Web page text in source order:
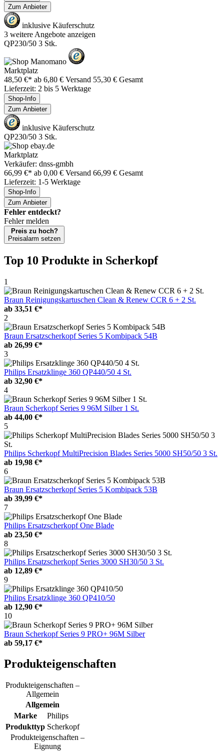
Zum Anbieter
inklusive Käuferschutz
3 weitere Angebote anzeigen
QP230/50 3 Stk.
Marktplatz
48,50 €* ab 6,80 € Versand 55,30 € Gesamt
Lieferzeit: 2 bis 5 Werktage
Shop-Info
Zum Anbieter
inklusive Käuferschutz
QP230/50 3 Stk.
Marktplatz
Verkäufer: dnss-gmbh
66,99 €* ab 0,00 € Versand 66,99 € Gesamt
Lieferzeit: 1-5 Werktage
Shop-Info
Zum Anbieter
Fehler entdeckt?
Fehler melden
Preis zu hoch?
Preisalarm setzen
Top 10 Produkte in Scherkopf
1
Braun Reinigungskartuschen Clean & Renew CCR 6 + 2 St.
ab 33,51 €*
2
Braun Ersatzscherkopf Series 5 Kombipack 54B
ab 26,99 €*
3
Philips Ersatzklinge 360 QP440/50 4 St.
ab 32,90 €*
4
Braun Scherkopf Series 9 96M Silber 1 St.
ab 44,00 €*
5
Philips Scherkopf MultiPrecision Blades Series 5000 SH50/50 3 St.
ab 19,98 €*
6
Braun Ersatzscherkopf Series 5 Kombipack 53B
ab 39,99 €*
7
Philips Ersatzscherkopf One Blade
ab 23,50 €*
8
Philips Ersatzscherkopf Series 3000 SH30/50 3 St.
ab 12,89 €*
9
Philips Ersatzklinge 360 QP410/50
ab 12,90 €*
10
Braun Scherkopf Series 9 PRO+ 96M Silber
ab 59,17 €*
Produkteigenschaften
Produkteigenschaften –
Allgemein
Allgemein
Marke
Philips
Produkttyp Scherkopf
Produkteigenschaften –
Eignung